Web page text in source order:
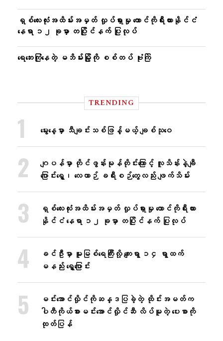
ရှစ်လေးလုံးအထိမ်းအမှတ် လှုပ်ရှားမှု တောင်ကိုရီးယားနိုင်ငံ
နေရာ ၁၂ ခုမှာ တပြိုင်နက် ပြုလုပ်
ရေဘေးကြုံနေတဲ့ မဘိမ်းမြို့ကို စစ်တပ် ဗုံးကြဲ
TRENDING
မွေးနေ့မှာ သီချင်းသစ်ဖြန့်မယ့် ချစ်သုဝေ
ဂျပန်မှာ တိုင်ဖွန်းမုန်တိုင်းကြောင့် လူသိန်းနဲ့ချီ
ပြောင်းရွှေ့၊ လေယာဉ် ခရီးစဉ်တွေလည်း ဖျက်သိမ်း
ရှစ်လေးလုံးအထိမ်းအမှတ် လှုပ်ရှားမှု တောင်ကိုရီးယား
နိုင်ငံ နေရာ ၁၂ ခုမှာ တပြိုင်နက် ပြုလုပ်
ခင်ဦးမှာ မူးမြစ်ရေကြီးလို့ ကျေးရွာ ၁၄ ရွာထက်
မနည်း ရွှေ့ပြောင်း
မင်းအောင်လှိုင်ကိုဆန္ဒပြခဲ့တဲ့ ထိုင်းအမတ်က
ပါတီကိုယ်စားမင်းအောင်လှိုင်ဆီ လိပ်မူတဲ့ ပေးစာကို
ထုတ်ပြန်